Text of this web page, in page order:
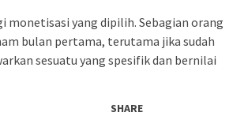
monetisasi yang dipilih. Sebagian orang
bulan pertama, terutama jika sudah
sesuatu yang spesifik dan bernilai
SHARE